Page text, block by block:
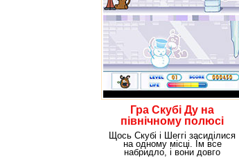
Гра Скубі Ду на
північному полюсі
Щось Скубі і Шеггі засиділися
на одному місці. Їм все
набридло, і вони довго